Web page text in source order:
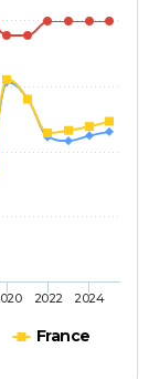
France
2022 2024